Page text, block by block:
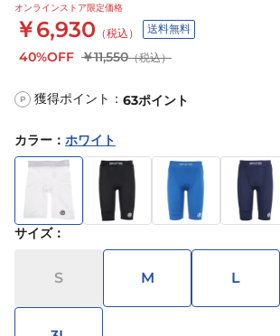
オンラインストア限定価格
￥6,930 （税込） 送料無料
40%OFF ￥11,550（税込）
P 獲得ポイント： 63ポイント
カラー ： ホワイト
サイズ：
S M L